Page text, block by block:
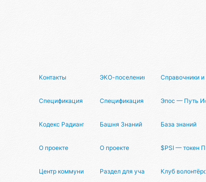
Контакты ЭКО-поселения Справочники и
Спецификация Спецификация Эпос — Путь
Кодекс Радианта Башня Знаний База знаний
О проекте О проекте $PSI — токен
Центр коммуникацийРаздел для участниковКлуб